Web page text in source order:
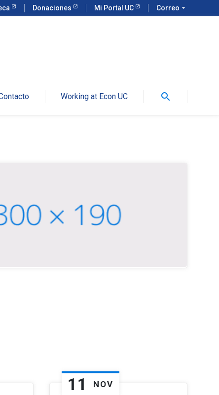
Donaciones Mi Portal UC Correo arrow_drop_down
Working at Econ UC search
11 NOV